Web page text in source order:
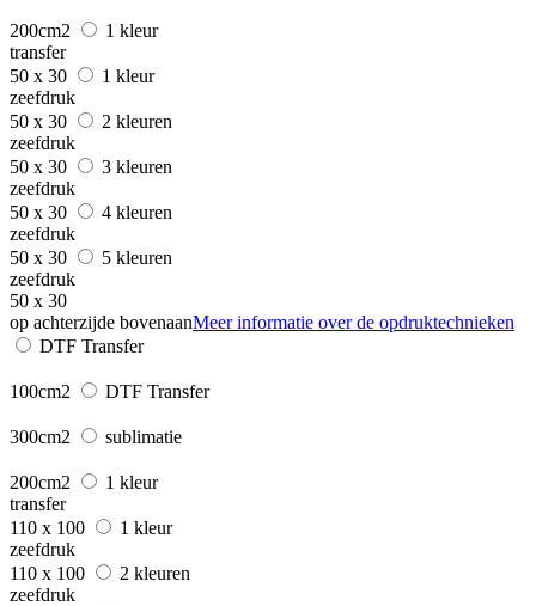
200cm2
1 kleur
transfer
50 x 30
1 kleur
zeefdruk
50 x 30
2 kleuren
zeefdruk
50 x 30
3 kleuren
zeefdruk
50 x 30
4 kleuren
zeefdruk
50 x 30
5 kleuren
zeefdruk
50 x 30
op achterzijde bovenaanMeer informatie over de opdruktechnieken
DTF Transfer
100cm2 DTF Transfer
300cm2 sublimatie
200cm2
1 kleur
transfer
110 x 100
1 kleur
zeefdruk
110 x 100
2 kleuren
zeefdruk